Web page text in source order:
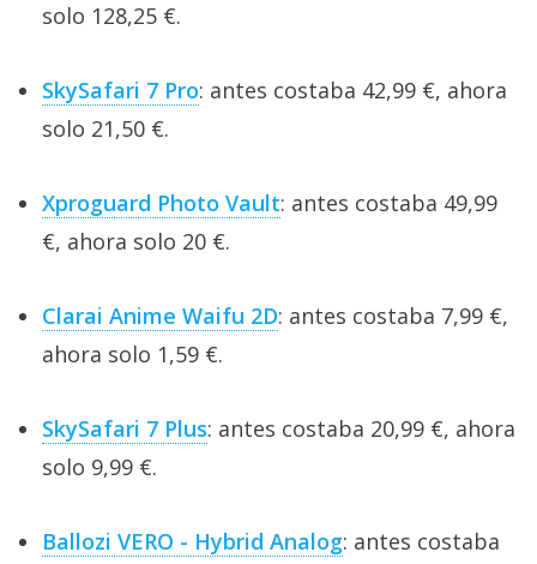
solo 128,25 €.
SkySafari 7 Pro: antes costaba 42,99 €, ahora
solo 21,50 €.
Xproguard Photo Vault: antes costaba 49,99
€, ahora solo 20 €.
Clarai Anime Waifu 2D: antes costaba 7,99 €,
ahora solo 1,59 €.
SkySafari 7 Plus: antes costaba 20,99 €, ahora
solo 9,99 €.
Ballozi VERO - Hybrid Analog: antes costaba